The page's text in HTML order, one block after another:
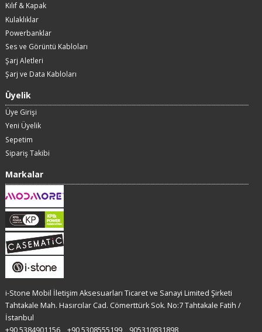
Kılıf & Kapak
Kulaklıklar
Powerbanklar
Ses ve Görüntü Kabloları
Şarj Aletleri
Şarj ve Data Kabloları
Üyelik
Üye Girişi
Yeni Üyelik
Sepetim
Sipariş Takibi
Markalar
i-Stone Mobil İletişim Aksesuarları Ticaret ve Sanayi Limited Şirketi
Tahtakale Mah. Hasırcılar Cad. Cömerttürk Sok. No:7 Tahtakale Fatih /
İstanbul